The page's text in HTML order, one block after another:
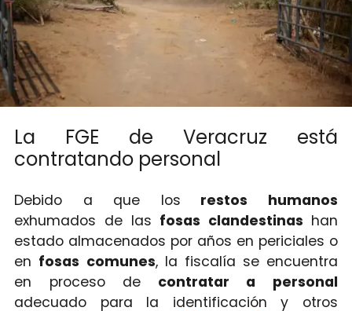
La FGE de Veracruz está
contratando personal
Debido a que los restos humanos
exhumados de las fosas clandestinas han
estado almacenados por años en periciales o
en fosas comunes, la fiscalía se encuentra
en proceso de contratar a personal
adecuado para la identificación y otros